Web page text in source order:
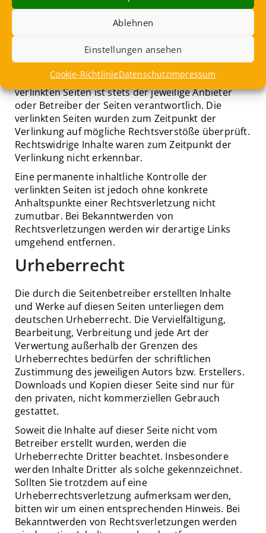
Ablehnen
Einstellungen ansehen
Cookie-RichtlinieDatenschutzImpressum
Haftung für Links
Dritter, auf deren Inhalte wir keinen Einfluss haben.
Deshalb können wir für diese fremden Inhalte auch
keine Gewähr übernehmen. Für die Inhalte der
verlinkten Seiten ist stets der jeweilige Anbieter
oder Betreiber der Seiten verantwortlich. Die
verlinkten Seiten wurden zum Zeitpunkt der
Verlinkung auf mögliche Rechtsverstöße überprüft.
Rechtswidrige Inhalte waren zum Zeitpunkt der
Verlinkung nicht erkennbar.
Eine permanente inhaltliche Kontrolle der
verlinkten Seiten ist jedoch ohne konkrete
Anhaltspunkte einer Rechtsverletzung nicht
zumutbar. Bei Bekanntwerden von
Rechtsverletzungen werden wir derartige Links
umgehend entfernen.
Urheberrecht
Die durch die Seitenbetreiber erstellten Inhalte
und Werke auf diesen Seiten unterliegen dem
deutschen Urheberrecht. Die Vervielfältigung,
Bearbeitung, Verbreitung und jede Art der
Verwertung außerhalb der Grenzen des
Urheberrechtes bedürfen der schriftlichen
Zustimmung des jeweiligen Autors bzw. Erstellers.
Downloads und Kopien dieser Seite sind nur für
den privaten, nicht kommerziellen Gebrauch
gestattet.
Soweit die Inhalte auf dieser Seite nicht vom
Betreiber erstellt wurden, werden die
Urheberrechte Dritter beachtet. Insbesondere
werden Inhalte Dritter als solche gekennzeichnet.
Sollten Sie trotzdem auf eine
Urheberrechtsverletzung aufmerksam werden,
bitten wir um einen entsprechenden Hinweis. Bei
Bekanntwerden von Rechtsverletzungen werden